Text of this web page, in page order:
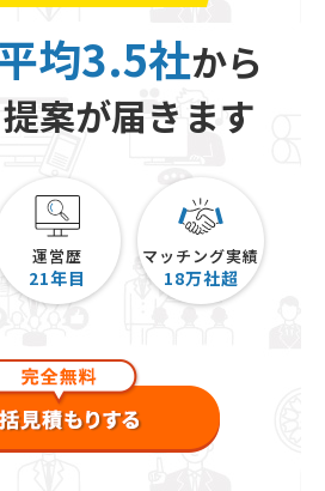
均3.5社から
案が届きます
運営歴
21年目
マッチング実績
18万社超